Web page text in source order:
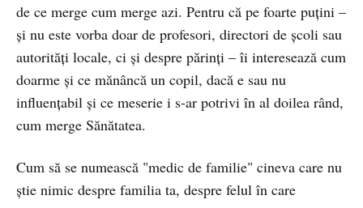
de ce merge cum merge azi. Pentru că pe foarte puțini –
și nu este vorba doar de profesori, directori de școli sau
autorități locale, ci și despre părinți – îi interesează cum
doarme și ce mănâncă un copil, dacă e sau nu
influențabil și ce meserie i s-ar potrivi în al doilea rând,
cum merge Sănătatea.
Cum să se numească "medic de familie" cineva care nu
știe nimic despre familia ta, despre felul în care